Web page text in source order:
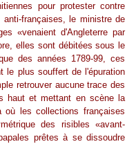
pour protester contre
anti-françaises, le ministre de
«venaient d'Angleterre par
elles sont débitées sous le
des années 1789-99, ces
le plus souffert de l'épuration
retrouver aucune trace des
haut et mettant en scène la
les collections françaises
des risibles «avant-
prêtes à se dissoudre